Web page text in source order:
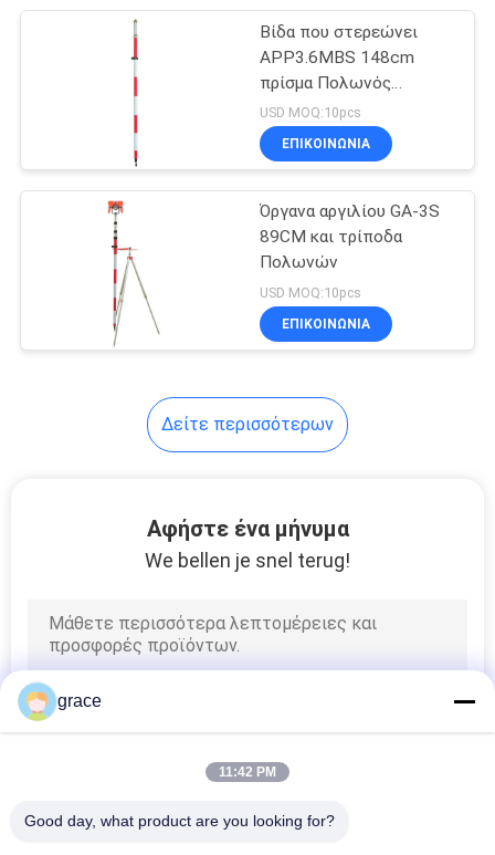
έρευνας
προσαρμοστών
Tribrach
Όργανα και τρίποδα
Πολωνών
Πρίσμα Πολωνός
Ίνα Πολωνός
άνθρακα ΠΣΤ
Βίδα που στερεώνει
APP3.6MBS 148cm
πρίσμα Πολωνός
ερευνών
USD MOQ:10pcs
ΕΠΙΚΟΙΝΩΝΊΑ
Όργανα αργιλίου GA-3S
89CM και τρίποδα
Πολωνών
USD MOQ:10pcs
ΕΠΙΚΟΙΝΩΝΊΑ
Δείτε περισσότερων
Αφήστε ένα μήνυμα
We bellen je snel terug!
grace
11:42 PM
Good day, what product are you looking for?